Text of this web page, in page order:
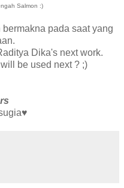
Salmon :)
pada saat yang
Dika's next work.
be used next ? ;)